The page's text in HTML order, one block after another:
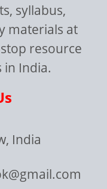
syllabus,
materials at
resource
in India.
India